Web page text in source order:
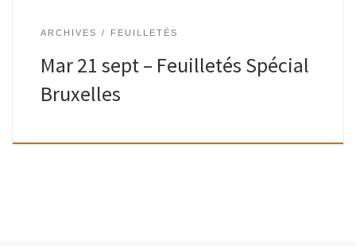
ARCHIVES FEUILLETÉS
Mar 21 sept – Feuilletés Spécial
Bruxelles